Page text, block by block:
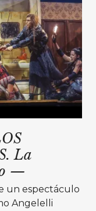
La
—
un espectáculo
Angelelli